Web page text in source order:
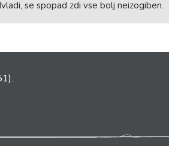
se spopad zdi vse bolj neizogiben.